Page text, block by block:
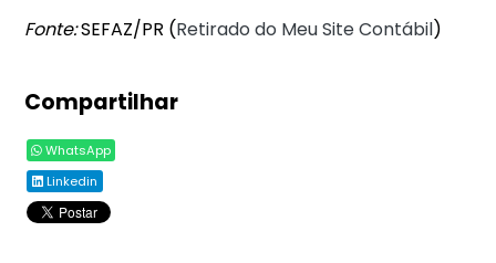
Fonte:SEFAZ/PR (Retirado do Meu Site Contábil)
Compartilhar
WhatsApp
Linkedin